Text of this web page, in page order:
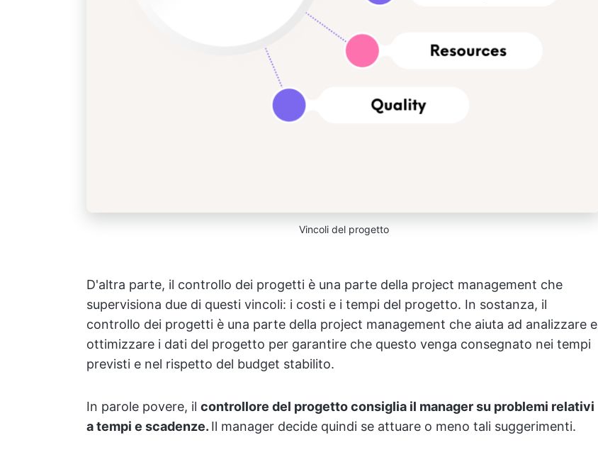
Vincoli del progetto
D'altra parte, il controllo dei progetti è una parte della project management che
supervisiona due di questi vincoli: i costi e i tempi del progetto. In sostanza, il
controllo dei progetti è una parte della project management che aiuta ad analizzare e
ottimizzare i dati del progetto per garantire che questo venga consegnato nei tempi
previsti e nel rispetto del budget stabilito.
In parole povere, il controllore del progetto consiglia il manager su problemi relativi
a tempi e scadenze. Il manager decide quindi se attuare o meno tali suggerimenti.